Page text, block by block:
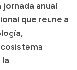
anual
que reune a